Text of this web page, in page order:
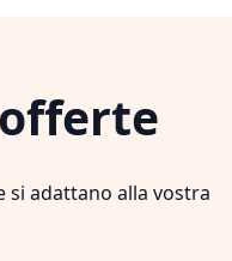
si adattano alla vostra